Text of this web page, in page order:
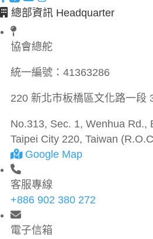
總部資訊 Headquarter
協會總舵
統一編號： 41363286
220 新北市板橋區文化路一段
No.313, Sec. 1, Wenhua Rd.,
Taipei City 220, Taiwan
Google Map
客服專線
+886 902 380 272
電子信箱